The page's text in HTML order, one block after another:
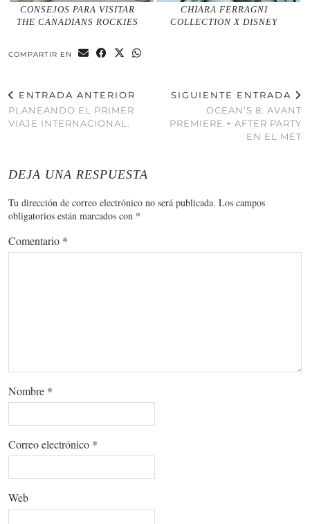
CONSEJOS PARA VISITAR
THE CANADIANS ROCKIES
CHIARA FERRAGNI
COLLECTION X DISNEY
COMPARTIR EN
ENTRADA ANTERIOR
PLANEANDO EL PRIMER
VIAJE INTERNACIONAL.
SIGUIENTE ENTRADA
OCEAN’S 8: AVANT
PREMIERE + AFTER PARTY
EN EL MET
DEJA UNA RESPUESTA
Tu dirección de correo electrónico no será publicada. Los campos
obligatorios están marcados con *
Comentario *
Nombre *
Correo electrónico *
Web